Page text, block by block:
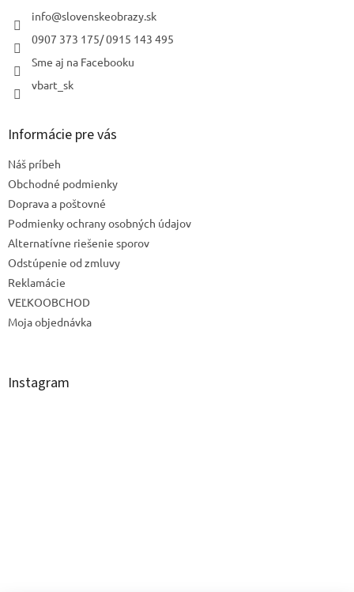
info@slovenskeobrazy.sk
0907 373 175/ 0915 143 495
Sme aj na Facebooku
vbart_sk
Informácie pre vás
Náš príbeh
Obchodné podmienky
Doprava a poštovné
Podmienky ochrany osobných údajov
Alternatívne riešenie sporov
Odstúpenie od zmluvy
Reklamácie
VEĽKOOBCHOD
Moja objednávka
Instagram